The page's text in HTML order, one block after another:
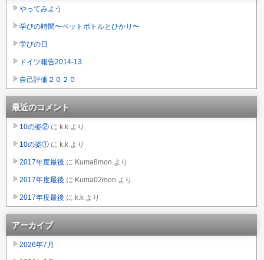
やってみよう
学びの時間〜ペットボトルとひかり〜
学びの日
ドイツ報告2014-13
自己評価２０２０
最近のコメント
10の姿② に k.k より
10の姿① に k.k より
2017年度最後 に Kuma8mon より
2017年度最後 に Kuma02mon より
2017年度最後 に k.k より
アーカイブ
2026年7月